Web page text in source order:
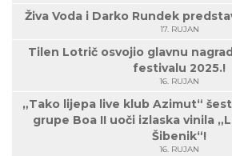
Živa Voda i Darko Rundek
17. RUJAN
Tilen Lotrič osvojio glavnu
festivalu 2025.!
16. RUJAN
„Tako lijepa live klub Azimut“
grupe Boa II uoči izlaska vinila
Šibenik“!
16. RUJAN